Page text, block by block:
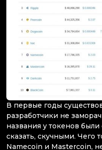
В первые годы
разработчики не
названия у токенов
сказать, скучными. Чего
Namecoin и Mastercoin,